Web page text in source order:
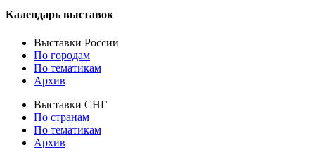
Календарь выставок
Выставки России
По городам
По тематикам
Архив
Выставки СНГ
По странам
По тематикам
Архив